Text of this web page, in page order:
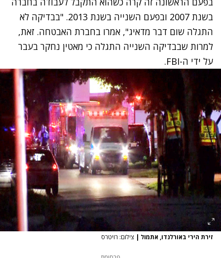
בשנת 2007 ובפעם השנייה בשנת 2013. "בבדיקה לא
התגלה שום דבר מדאיג", אמרו בחברת האבטחה. זאת,
למרות שבבדיקה השנייה התגלה כי מאטין נחקר בעבר
על ידי ה-FBI.
זירת הירי באורלנדו, אתמול | צילום: רויטרס